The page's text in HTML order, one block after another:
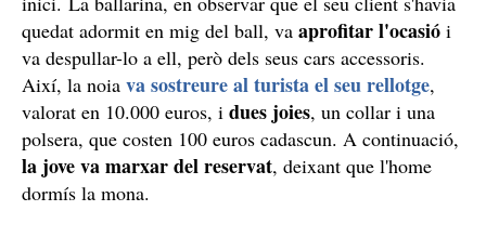
quedat adormit en mig del ball, va aprofitar l'ocasió i
va despullar-lo a ell, però dels seus cars accessoris.
Així, la noia va sostreure al turista el seu rellotge,
valorat en 10.000 euros, i dues joies, un collar i una
polsera, que costen 100 euros cadascun. A continuació,
la jove va marxar del reservat, deixant que l'home
dormís la mona.